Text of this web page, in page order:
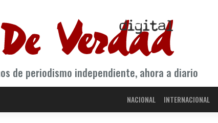
de periodismo independiente, ahora a diario
NACIONAL INTERNACIONAL